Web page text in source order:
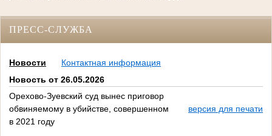
ПРЕСС-СЛУЖБА
Новости
Контактная информация
Новость от 26.05.2026
Орехово-Зуевский суд вынес приговор
обвиняемому в убийстве, совершенном
в 2021 году
версия для печати